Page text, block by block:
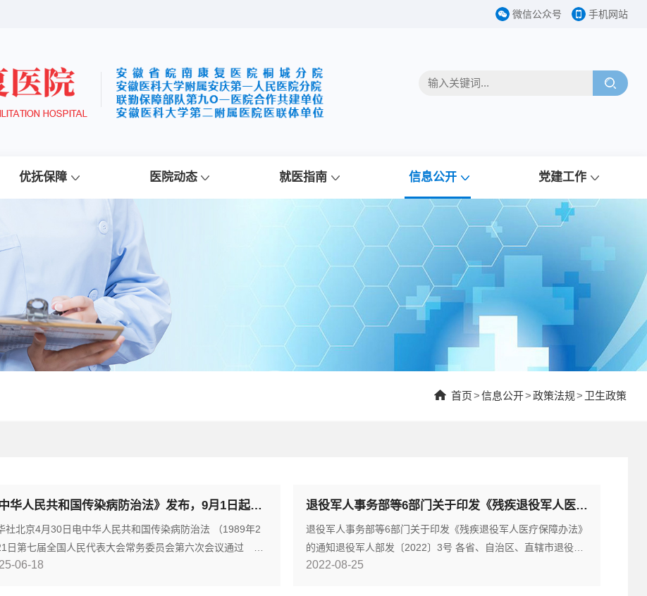
微信公众号 手机网站
优抚保障 医院动态 就医指南 信息公开 党建工作
首页>信息公开>政策法规> 卫生政策
《中华人民共和国传染病防治法》发布，9月1日起施行
社北京4月30日电中华人民共和国传染病防治法 （1989年2
日第七届全国人民代表大会常务委员会第六次会议通过
年8月28日第十届全国人民代表大会常务委员会第十一次会
06-18
退役军人事务部等6部门关于印发《残疾退役军人医疗保障办法》的通知
退役军人事务部等6部门关于印发《残疾退役军人医疗保障办法》
的通知退役军人部发〔2022〕3号 各省、自治区、直辖市退役军
人事务厅（局）、财政厅（局）、人力资源社会保障厅（局）、
2022-08-25